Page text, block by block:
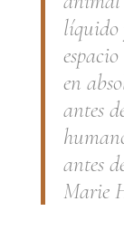
líquido
en
antes
antes
Marie